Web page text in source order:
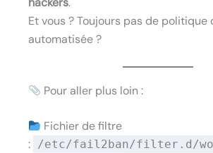
Et vous ? Toujours pas de politique
automatisée ?
Pour aller plus loin :
Fichier de filtre
: /etc/fail2ban/filter.d/